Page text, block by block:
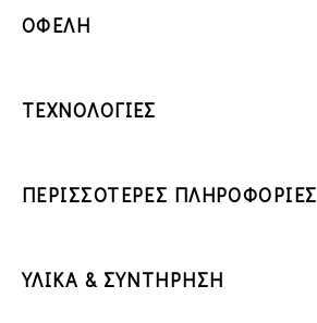
ΟΦΕΛΗ
ΤΕΧΝΟΛΟΓΙΕΣ
ΠΕΡΙΣΣΟΤΕΡΕΣ ΠΛΗΡΟΦΟΡΙΕΣ
ΥΛΙΚΑ & ΣΥΝΤΗΡΗΣΗ